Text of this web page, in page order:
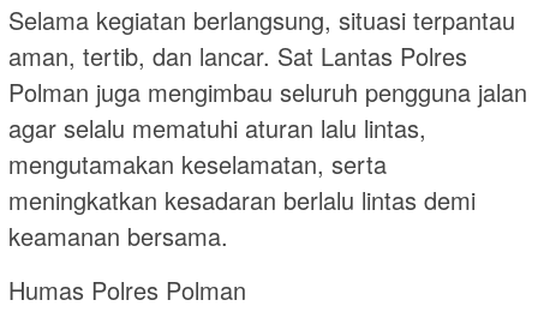
Selama kegiatan berlangsung, situasi terpantau
aman, tertib, dan lancar. Sat Lantas Polres
Polman juga mengimbau seluruh pengguna jalan
agar selalu mematuhi aturan lalu lintas,
mengutamakan keselamatan, serta
meningkatkan kesadaran berlalu lintas demi
keamanan bersama.
Humas Polres Polman